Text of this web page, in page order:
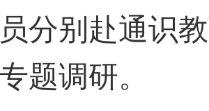
分别赴通识
题调研。